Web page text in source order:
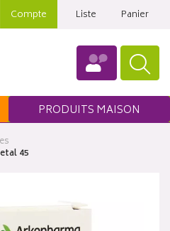
Compte Liste Panier
PRODUITS MAISON
45